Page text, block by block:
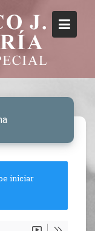
iniciar